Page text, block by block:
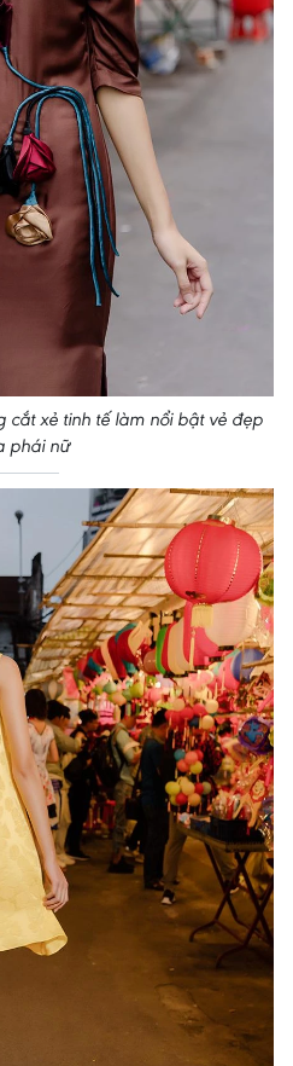
xẻ tinh tế làm nổi bật vẻ đẹp
phái nữ